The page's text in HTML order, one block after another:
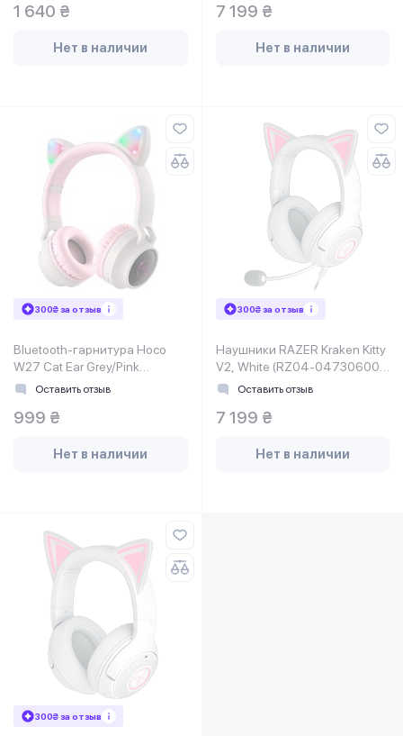
1 640 ₴
Нет в наличии
7 199 ₴
Нет в наличии
300₴ за отзыв
Bluetooth-гарнитура Hoco
W27 Cat Ear Grey/Pink
(W27GP)Оставить отзыв
999 ₴
Нет в наличии
300₴ за отзыв
Наушники RAZER Kraken Kitty
V2, White (RZ04-04730600-
R3M1)Оставить отзыв
7 199 ₴
Нет в наличии
300₴ за отзыв